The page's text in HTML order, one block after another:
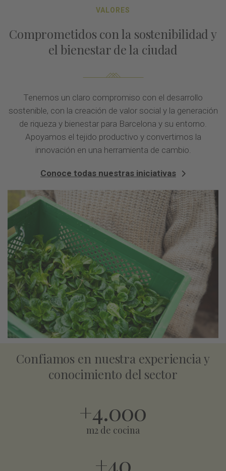
VALORES
Comprometidos con la sostenibilidad y
el bienestar de la ciudad
Tenemos un claro compromiso con el desarrollo
sostenible, con la creación de valor social y la generación
de riqueza y bienestar para Barcelona y su entorno.
Apoyamos el tejido productivo y convertimos la
innovación en una herramienta de cambio.
Conoce todas nuestras iniciativas
Confiamos en nuestra experiencia y
conocimiento del sector
m2 de cocina
+4.000
+40